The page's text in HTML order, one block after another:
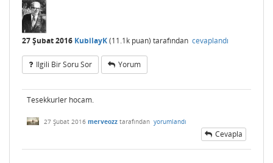
27 Şubat 2016 KubilayK(11.1k puan) tarafından cevaplandı
Ilgili Bir Soru Sor Yorum
Tesekkurler hocam.
27 Şubat 2016 merveozz tarafından yorumlandı
Cevapla